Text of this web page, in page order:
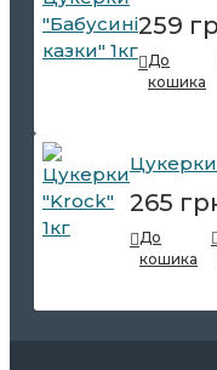
259
До
кошика
Цукерки
265
До
кошика